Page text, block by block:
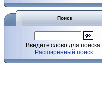
Поиск
Введите слово для поиска.
Расширенный поиск